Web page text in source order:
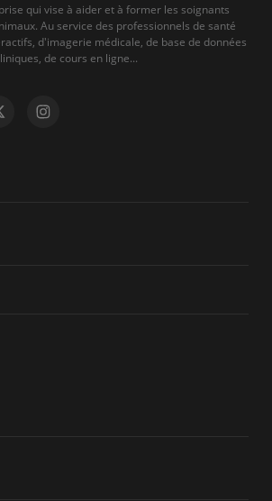
qui vise à aider et à former les soignants
Au service des professionnels de santé
d'imagerie médicale, de base de données
de cours en ligne...